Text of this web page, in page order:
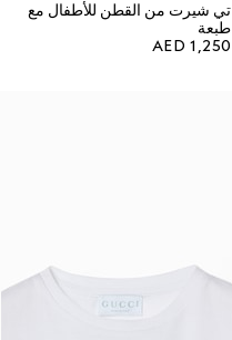
تي شيرت من القطن للأطفال مع
طبعة
AED 1,250